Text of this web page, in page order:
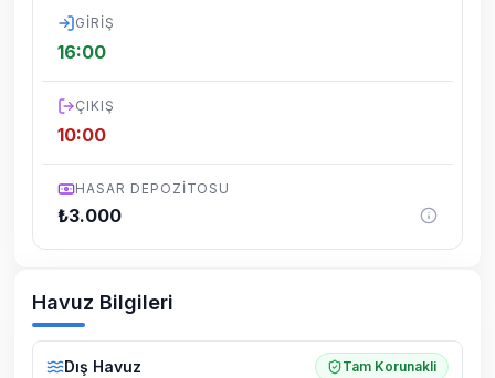
yapılabilmektedir. Bu çalışma nedeniyle yol
GIRIŞ
16:00
ÇIKIŞ
10:00
HASAR DEPOZITOSU
₺3.000
Havuz Bilgileri
Dış Havuz
Tam Korunakli